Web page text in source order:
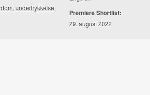
,undertrykkelse
Premiere Shortlist:
29. august 2022